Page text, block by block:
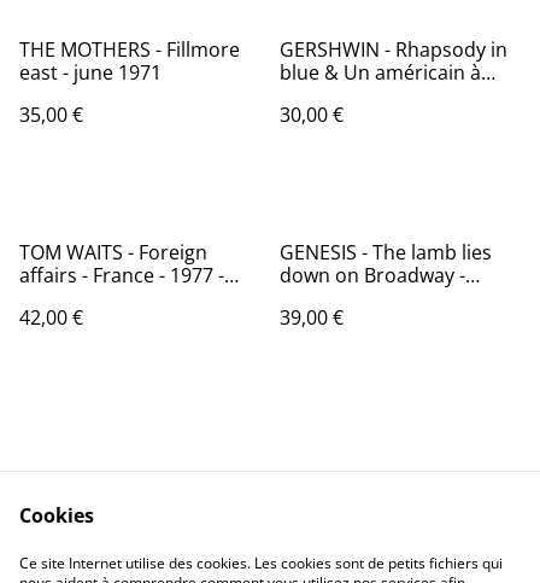
THE MOTHERS - Fillmore
east - june 1971
35,00 €
GERSHWIN - Rhapsody in
blue & Un américain à
Audio: NM - VEGA 16.071
30,00 €
TOM WAITS - Foreign
affairs - France - 1977 -
RECORDS 53 068
42,00 €
GENESIS - The lamb lies
down on Broadway -
Charisma 9299 257
39,00 €
Politique de
Politique de cookies
Cookies
Ce site Internet utilise des cookies. Les cookies sont de petits fichiers qui